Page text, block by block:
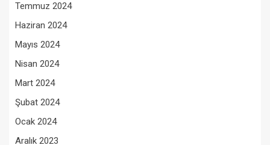
Temmuz 2024
Haziran 2024
Mayıs 2024
Nisan 2024
Mart 2024
Şubat 2024
Ocak 2024
Aralık 2023